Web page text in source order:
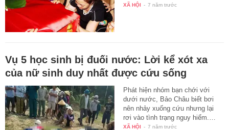
XÃ HỘI - 7 năm trước
Vụ 5 học sinh bị đuối nước: Lời kể xót xa
của nữ sinh duy nhất được cứu sống
Phát hiện nhóm bạn chới với
dưới nước, Bảo Châu biết bơi
nên nhảy xuống cứu nhưng lại
rơi vào tình trạng nguy hiểm.…
XÃ HỘI - 7 năm trước